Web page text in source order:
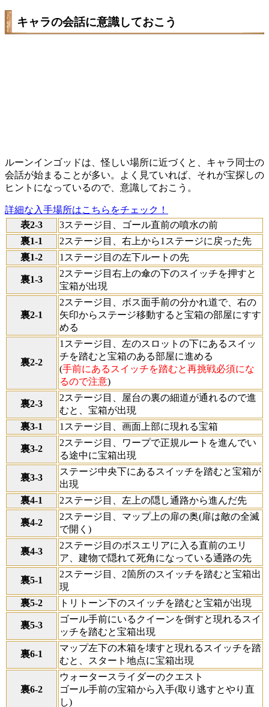
キャラの会話に意識しておこう
ルーンインゴッドは、怪しい場所に近づくと、キャラ同士の
会話が始まることが多い。よく見ていれば、それが宝探しの
ヒントになっているので、意識しておこう。
詳細な入手場所はこちらをチェック！
表2-3
3ステージ目、ゴール直前の噴水の前
裏1-1
2ステージ目、右上から1ステージに戻った先
裏1-2
1ステージ目の左下ルートの先
裏1-3
2ステージ目右上の傘の下のスイッチを押すと
宝箱が出現
裏2-1
2ステージ目、ボス面手前の分かれ道で、右の
矢印からステージ移動すると宝箱の部屋にすす
める
裏2-2
1ステージ目、左のスロットの下にあるスイッ
チを踏むと宝箱のある部屋に進める
(手前にあるスイッチを踏むと再挑戦必須にな
るので注意)
裏2-3
2ステージ目、屋台の裏の細道が通れるので進
むと、宝箱が出現
裏3-1
1ステージ目、画面上部に現れる宝箱
裏3-2
2ステージ目、ワープで正規ルートを進んでい
る途中に宝箱出現
裏3-3
ステージ中央下にあるスイッチを踏むと宝箱が
出現
裏4-1
2ステージ目、左上の隠し通路から進んだ先
裏4-2
2ステージ目、マップ上の扉の奥(扉は敵の全滅
で開く)
裏4-3
2ステージ目のボスエリアに入る直前のエリ
ア、建物で隠れて死角になっている通路の先
裏5-1
2ステージ目、2箇所のスイッチを踏むと宝箱出
現
裏5-2
トリトーン下のスイッチを踏むと宝箱が出現
裏5-3
ゴール手前にいるクイーンを倒すと現れるスイ
ッチを踏むと宝箱出現
裏6-1
マップ左下の木箱を壊すと現れるスイッチを踏
むと、スタート地点に宝箱出現
裏6-2
ウォータースライダーのクエスト
ゴール手前の宝箱から入手(取り逃すとやり直
し)